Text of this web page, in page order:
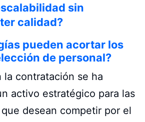
sin
calidad?
pueden acortar los
de personal?
la contratación se ha
activo estratégico para las
desean competir por el